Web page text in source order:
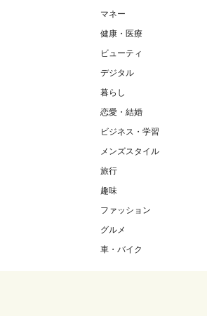
マネー
健康・医療
ビューティ
デジタル
暮らし
恋愛・結婚
ビジネス・学習
メンズスタイル
旅行
趣味
ファッション
グルメ
車・バイク